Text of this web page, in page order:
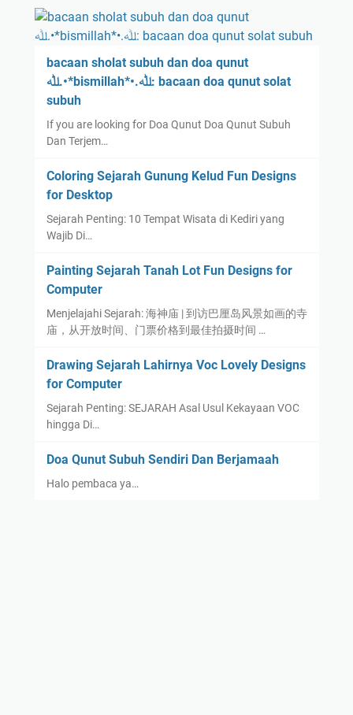
bacaan sholat subuh dan doa qunut
ﷲ.•*bismillah*•.ﷲ: bacaan doa qunut solat
subuh
If you are looking for Doa Qunut Doa Qunut Subuh
Dan Terjem…
Coloring Sejarah Gunung Kelud Fun Designs
for Desktop
Sejarah Penting: 10 Tempat Wisata di Kediri yang
Wajib Di…
Painting Sejarah Tanah Lot Fun Designs for
Computer
Menjelajahi Sejarah: 海神庙 | 到访巴厘岛风景如画的寺
庙，从开放时间、门票价格到最佳拍摄时间 …
Drawing Sejarah Lahirnya Voc Lovely Designs
for Computer
Sejarah Penting: SEJARAH Asal Usul Kekayaan VOC
hingga Di…
Doa Qunut Subuh Sendiri Dan Berjamaah
Halo pembaca ya…